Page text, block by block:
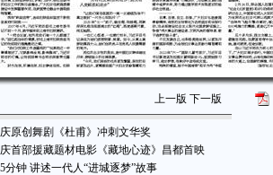
上一版 下一版
原创舞剧《杜甫》冲刺文华奖
首部援藏题材电影《藏地心迹》昌都首映
分钟 讲述一代人“进城逐梦”故事